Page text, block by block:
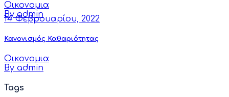
Οικονομια
By admin
14 Φεβρουαρίου, 2022
Κανονισμός Καθαριότητας
Οικονομια
By admin
Tags